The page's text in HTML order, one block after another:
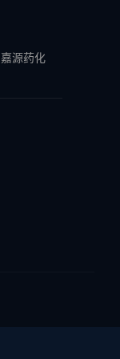
嘉源药化